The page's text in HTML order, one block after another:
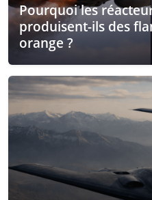
Pourquoi les
produisent-ils des
orange ?